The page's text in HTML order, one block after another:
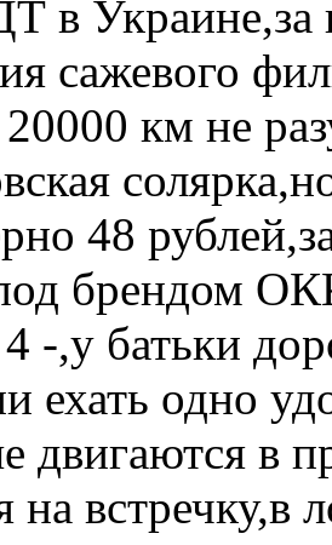
в
сажевого
км не
48
брендом
-,у батьки
ехать одно
двигаются в
на встречку,в